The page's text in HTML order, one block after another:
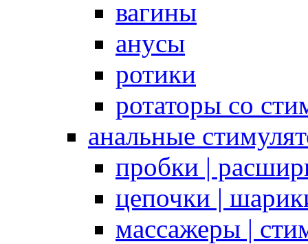
вагины
анусы
ротики
ротаторы со
анальные
пробки |
цепочки |
массажеры |